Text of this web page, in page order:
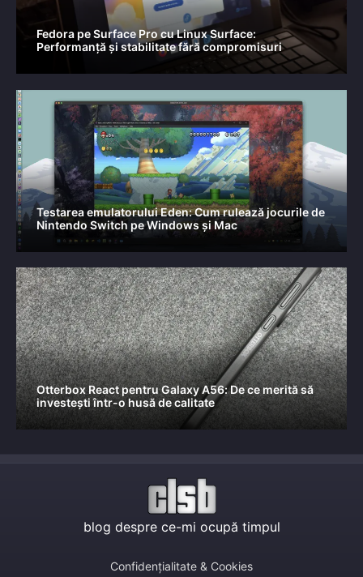
Fedora pe Surface Pro cu Linux Surface:
Performanță și stabilitate fără compromisuri
Testarea emulatorului Eden: Cum rulează jocurile de
Nintendo Switch pe Windows și Mac
Otterbox React pentru Galaxy A56: De ce merită să
investești într-o husă de calitate
blog despre ce-mi ocupă timpul
Confidențialitate & Cookies